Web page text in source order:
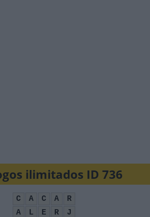
ilimitados ID 736
C A C A
R
A
L E R
J